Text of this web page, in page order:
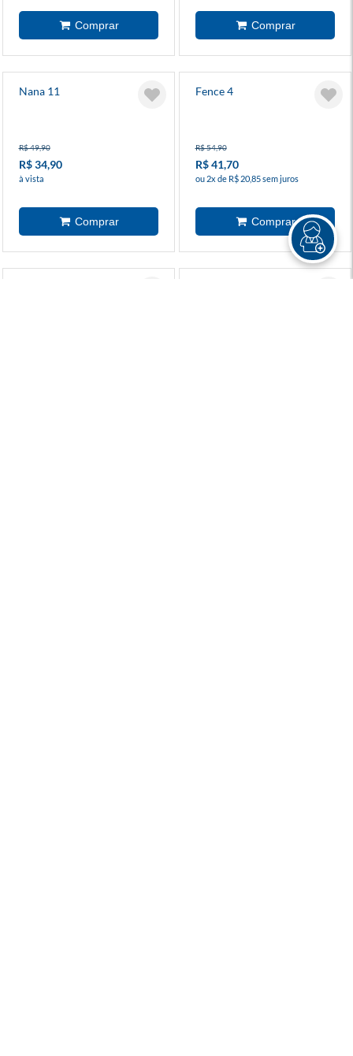
Nana 11
R$ 49,90
R$ 34,90
à vista
Fence 4
R$ 54,90
R$ 41,70
ou 2x de R$ 20,85 sem juros